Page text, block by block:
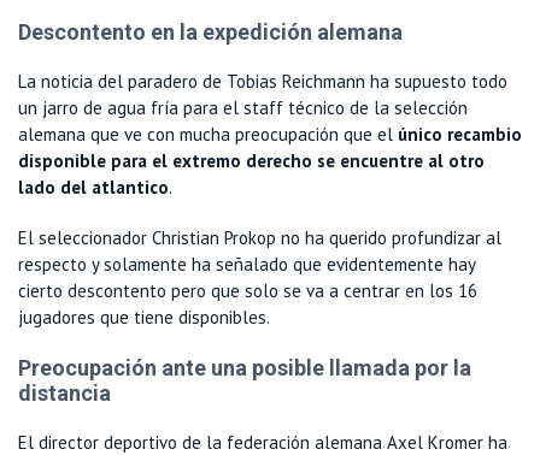
Descontento en la expedición alemana
La noticia del paradero de Tobias Reichmann ha supuesto todo
un jarro de agua fría para el staff técnico de la selección
alemana que ve con mucha preocupación que el único recambio
disponible para el extremo derecho se encuentre al otro
lado del atlantico.
El seleccionador Christian Prokop no ha querido profundizar al
respecto y solamente ha señalado que evidentemente hay
cierto descontento pero que solo se va a centrar en los 16
jugadores que tiene disponibles.
Preocupación ante una posible llamada por la
distancia
El director deportivo de la federación alemana Axel Kromer ha